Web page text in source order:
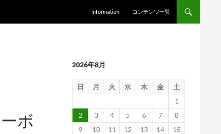
Information コンテンツ一覧
ボ
2026年8月
日 月 火 水 木 金
土
1
2
3 4 5 6 7
8
9
10 11 12 13 14
15